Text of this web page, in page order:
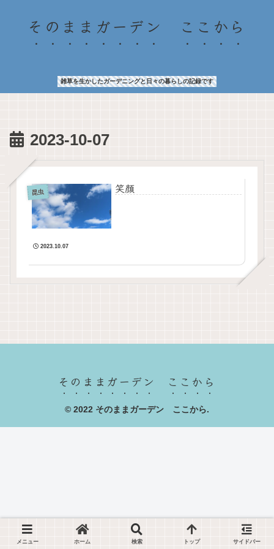
そのままガーデン ここから
雑草を生かしたガーデニングと日々の暮らしの記録です
2023-10-07
昆虫 笑顔
2023.10.07
そのままガーデン ここから
© 2022 そのままガーデン ここから.
メニュー ホーム 検索 トップ サイドバー